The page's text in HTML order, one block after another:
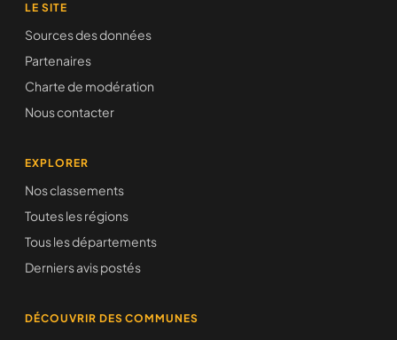
LE SITE
Sources des données
Partenaires
Charte de modération
Nous contacter
EXPLORER
Nos classements
Toutes les régions
Tous les départements
Derniers avis postés
DÉCOUVRIR DES COMMUNES